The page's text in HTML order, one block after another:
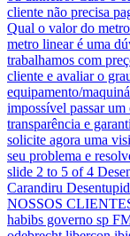
cliente não precisa
Qual o valor do
metro linear é uma
trabalhamos com
cliente e avaliar o
equipamento/
impossível passar
transparência e
solicite agora uma
seu problema e
slide 2 to 5 of 4
Carandiru
NOSSOS
habibs governo sp